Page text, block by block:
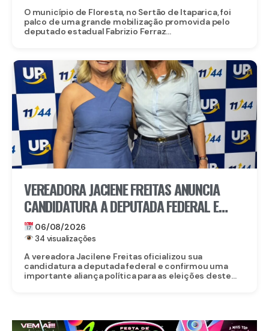
O município de Floresta, no Sertão de Itaparica, foi
palco de uma grande mobilização promovida pelo
deputado estadual Fabrizio Ferraz...
VEREADORA JACIENE FREITAS ANUNCIA
CANDIDATURA A DEPUTADA FEDERAL E
FECHA DOBRADINHA COM ROBERTA
ARRAES EM POÇÃO, NO AGRESTE
06/08/2026
34 visualizações
A vereadora Jacilene Freitas oficializou sua
candidatura a deputada federal e confirmou uma
importante aliança política para as eleições deste...